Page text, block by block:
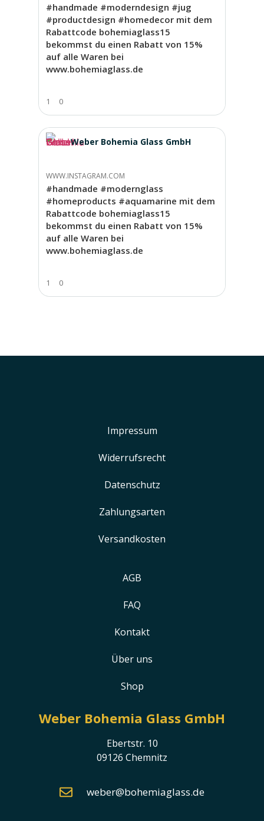
#handmade #moderndesign #jug
#productdesign #homedecor mit dem
Rabattcode bohemiaglass15
bekommst du einen Rabatt von 15%
auf alle Waren bei
www.bohemiaglass.de
1 0
Weber Bohemia Glass GmbH
WWW.INSTAGRAM.COM
#handmade #modernglass
#homeproducts #aquamarine mit dem
Rabattcode bohemiaglass15
bekommst du einen Rabatt von 15%
auf alle Waren bei
www.bohemiaglass.de
1 0
Impressum
Widerrufsrecht
Datenschutz
Zahlungsarten
Versandkosten
AGB
FAQ
Kontakt
Über uns
Shop
Weber Bohemia Glass GmbH
Ebertstr. 10
09126 Chemnitz
weber@bohemiaglass.de